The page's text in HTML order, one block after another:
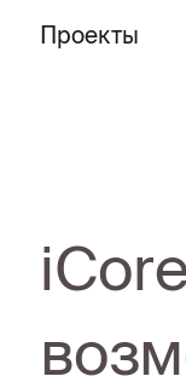
Проекты